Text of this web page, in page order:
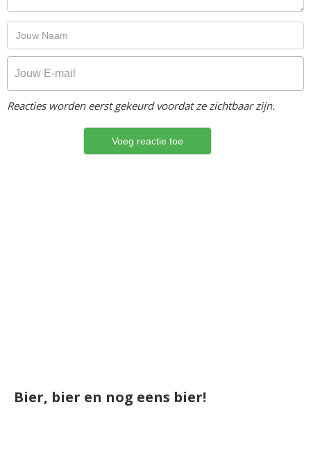
Reacties worden eerst gekeurd voordat ze zichtbaar zijn.
Bier, bier en nog eens bier!